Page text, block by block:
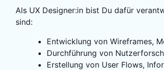
Als UX Designer:in bist Du dafür
sind:
Entwicklung von Wireframes,
Durchführung von
Erstellung von User Flows,